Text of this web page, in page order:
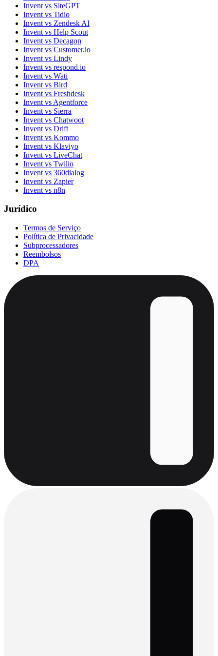
Invent vs SiteGPT
Invent vs Tidio
Invent vs Zendesk AI
Invent vs Help Scout
Invent vs Decagon
Invent vs Customer.io
Invent vs Lindy
Invent vs respond.io
Invent vs Wati
Invent vs Bird
Invent vs Freshdesk
Invent vs Agentforce
Invent vs Sierra
Invent vs Chatwoot
Invent vs Drift
Invent vs Kommo
Invent vs Klaviyo
Invent vs LiveChat
Invent vs Twilio
Invent vs 360dialog
Invent vs Zapier
Invent vs n8n
Jurídico
Termos de Serviço
Política de Privacidade
Subprocessadores
Reembolsos
DPA